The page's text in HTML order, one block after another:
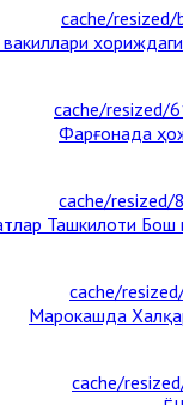
Фарғонада
Ташкилоти
Марокашда